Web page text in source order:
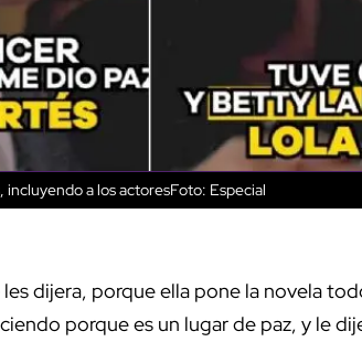
a los actoresFoto: Especial
dijera, porque ella pone la novela
porque es un lugar de paz, y le